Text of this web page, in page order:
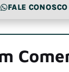
FALE CONOSCO